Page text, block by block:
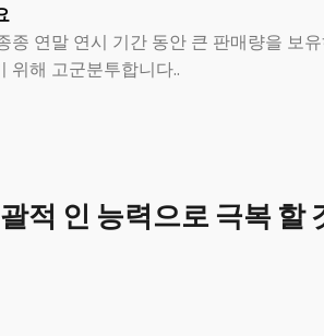
종 연말 연시 기간 동안 큰 판매량을 보
위해 고군분투합니다..
적 인 능력으로 극복 할